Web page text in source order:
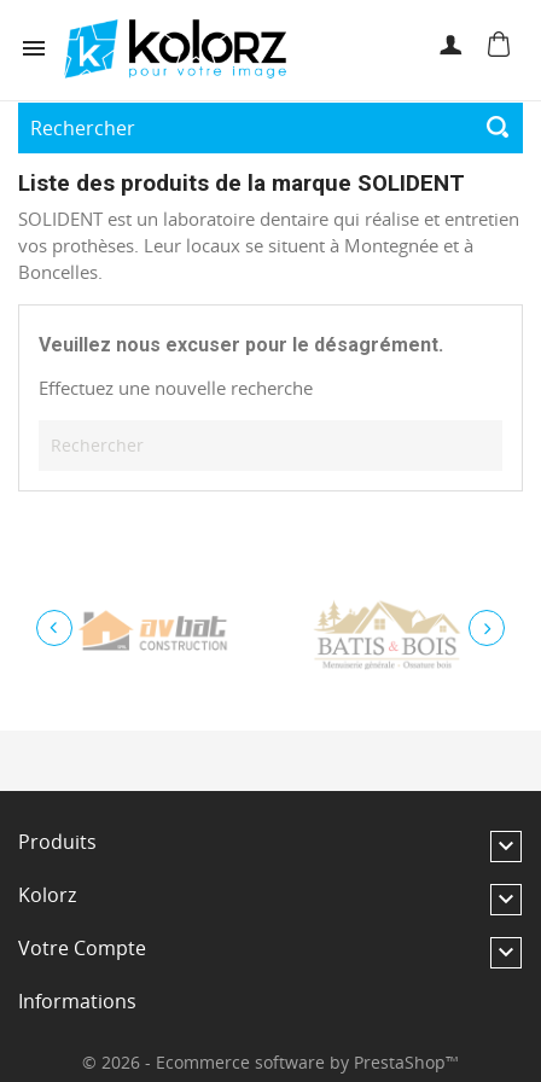

Liste des produits de la marque SOLIDENT
SOLIDENT est un laboratoire dentaire qui réalise et entretien
vos prothèses. Leur locaux se situent à Montegnée et à
Boncelles.
Veuillez nous excuser pour le désagrément.
Effectuez une nouvelle recherche
Produits 
Kolorz 
Votre Compte 
Informations
© 2026 - Ecommerce software by PrestaShop™